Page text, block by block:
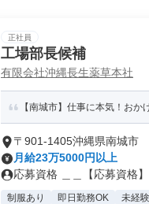
正社員
工場部長候補
有限会社沖縄長生薬草本社
【南城市】仕事に本気！お
〒901-1405沖縄県南城市
月給23万5000円以上
応募資格 ＿＿【応募資格
制服あり 即日勤務OK 未経